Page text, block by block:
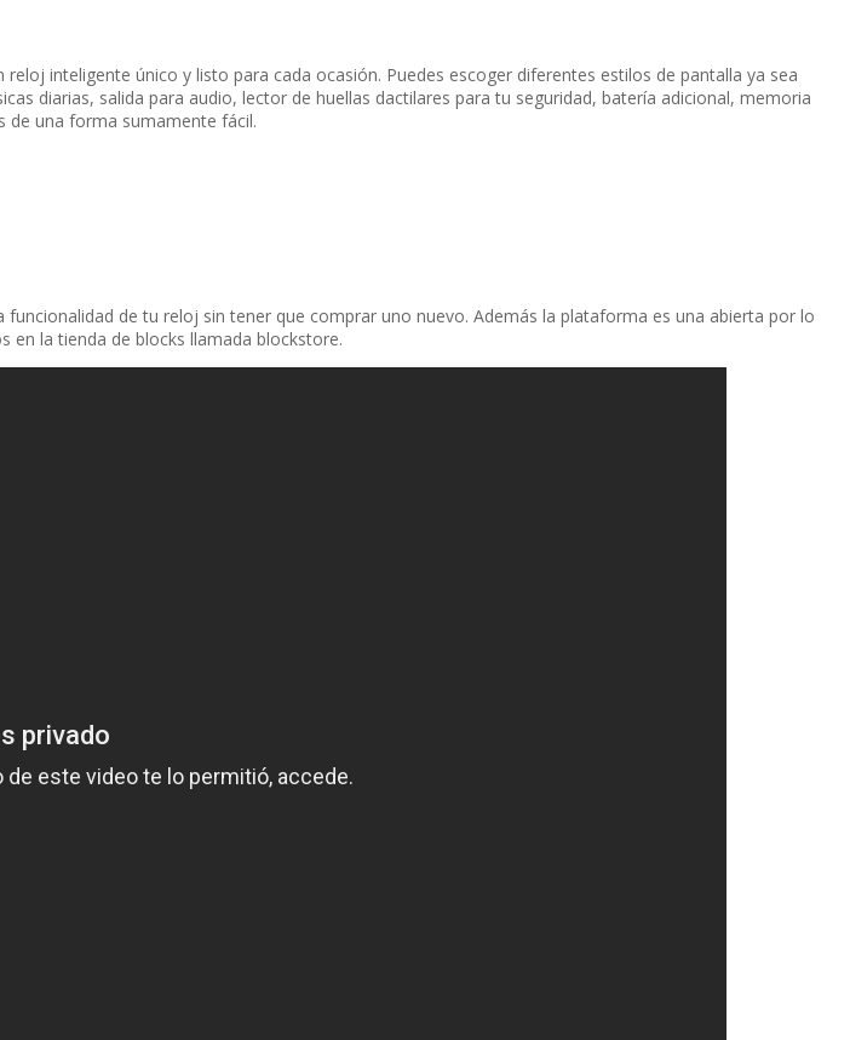
inteligente único y listo para cada ocasión. Puedes escoger diferentes estilos de pantalla ya sea
diarias, salida para audio, lector de huellas dactilares para tu seguridad, baterí­a adicional, memoria
de una forma sumamente fácil.
de tu reloj sin tener que comprar uno nuevo. Además la plataforma es una abierta por lo
en la tienda de blocks llamada blockstore.